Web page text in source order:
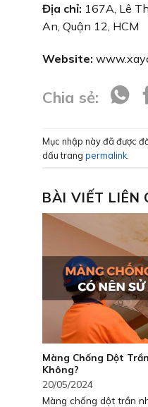
Địa chỉ: 167A, Lê
An, Quận 12, HCM
Website:
Chia sẻ:
Mục nhập này đã được
dấu trang permalink
BÀI VIẾT LIÊN
Màng Chống Dột
Không?
20/05/2024
Màng chống dột trần